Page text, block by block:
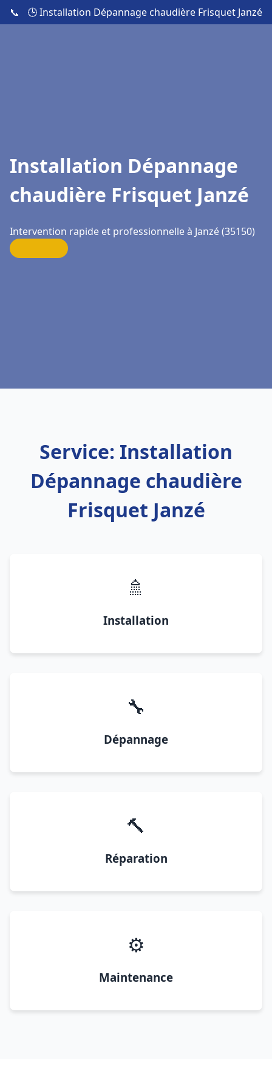
📞 🕒 Installation Dépannage chaudière Frisquet Janzé
Installation Dépannage
chaudière Frisquet Janzé
Intervention rapide et professionnelle à Janzé (35150)
Service: Installation
Dépannage chaudière
Frisquet Janzé
🚿
Installation
🔧
Dépannage
🔨
Réparation
⚙️
Maintenance